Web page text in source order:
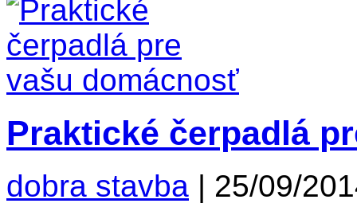
Praktické čerpadlá
dobra stavba | 25/09/